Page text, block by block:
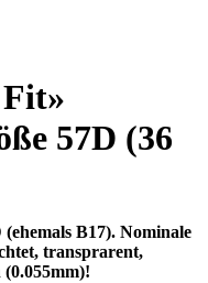
57D (36
B17). Nominale
transprarent,